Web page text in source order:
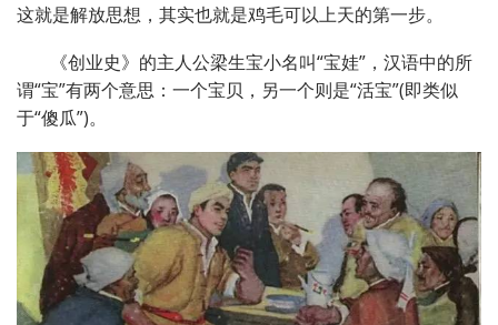
这就是解放思想，其实也就是鸡毛可以上天的第一步。
《创业史》的主人公梁生宝小名叫“宝娃” ，汉语中的所
谓“宝”有两个意思：一个宝贝，另一个则是“活宝”(即类似
于“傻瓜”)。